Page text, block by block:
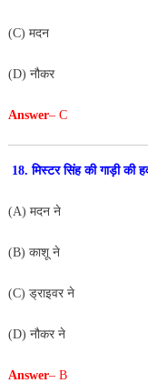
(C) मदन
(D) नौकर
Answer– C
18. मिस्टर सिंह की गाड़ी की
(A) मदन ने
(B) काशू ने
(C) ड्राइवर ने
(D) नौकर ने
Answer– B